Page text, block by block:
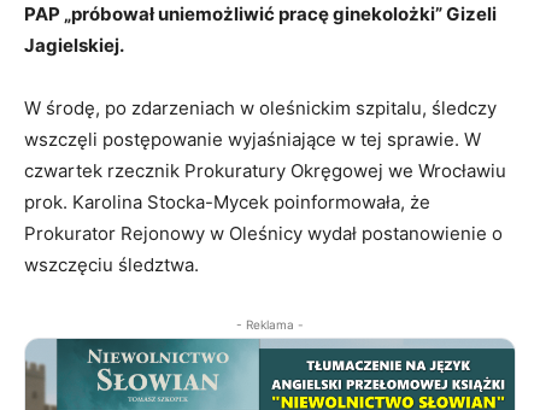
PAP „próbował uniemożliwić pracę ginekolożki” Gizeli
Jagielskiej.
W środę, po zdarzeniach w oleśnickim szpitalu, śledczy
wszczęli postępowanie wyjaśniające w tej sprawie. W
czwartek rzecznik Prokuratury Okręgowej we Wrocławiu
prok. Karolina Stocka-Mycek poinformowała, że
Prokurator Rejonowy w Oleśnicy wydał postanowienie o
wszczęciu śledztwa.
- Reklama -